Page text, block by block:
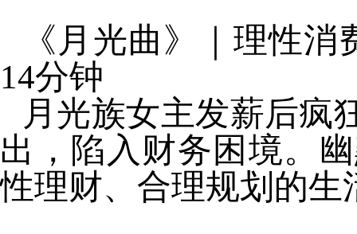
《月光曲》｜理性
14分钟
月光族女主发薪后疯
出，陷入财务困境。
性理财、合理规划的生